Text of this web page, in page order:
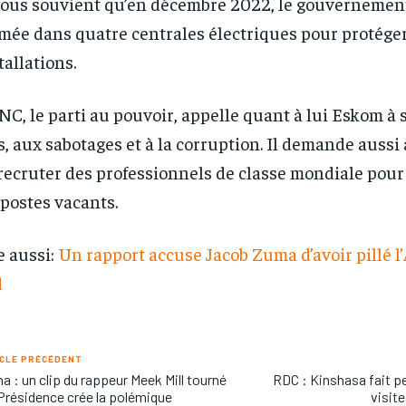
Pay now and you get access to exclusive
By
every
opt
Pay now and you get access to exclusive
By
every
opt
dans quatre centrales électriques pour
le parti au pouvoir, appelle quant à lui Eskom à
aux sabotages et à la corruption. Il demande
des professionnels de classe mondiale
vacants.
aussi: Un rapport accuse Jacob Zuma d’avoir pillé
PRÉCÉDENT
: un clip du rappeur Meek Mill tourné
crée la polémique
RDC : Kinshasa fait
visite